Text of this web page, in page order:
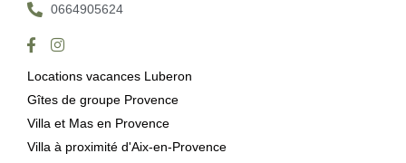
0664905624
Locations vacances Luberon
Gîtes de groupe Provence
Villa et Mas en Provence
Villa à proximité d'Aix-en-Provence